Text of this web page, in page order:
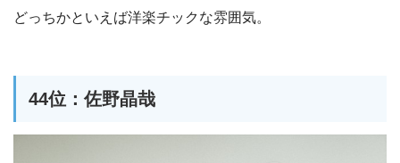
どっちかといえば洋楽チックな雰囲気。
44位：佐野晶哉